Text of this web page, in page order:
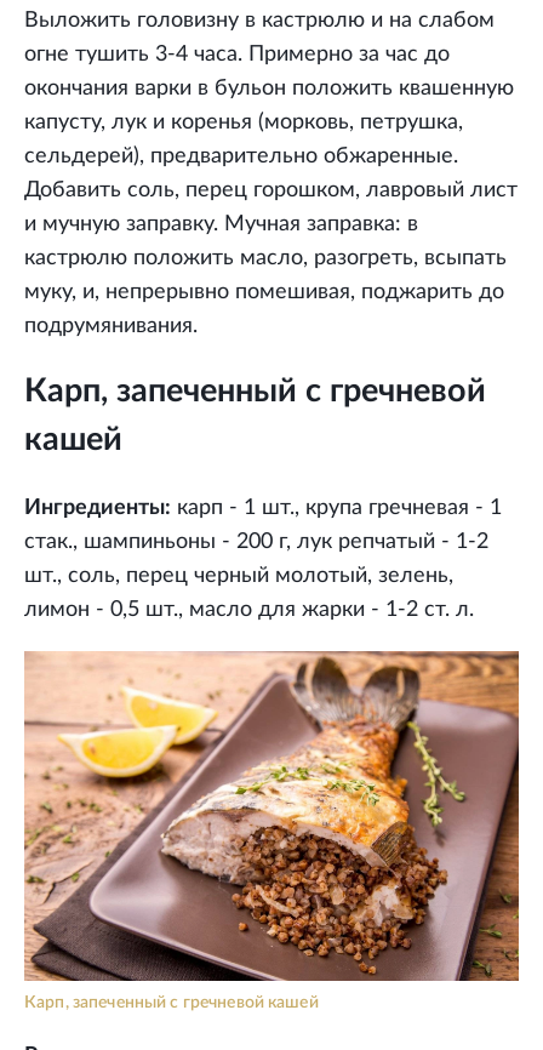
Выложить головизну в кастрюлю и на слабом
огне тушить 3-4 часа. Примерно за час до
окончания варки в бульон положить квашенную
капусту, лук и коренья (морковь, петрушка,
сельдерей), предварительно обжаренные.
Добавить соль, перец горошком, лавровый лист
и мучную заправку. Мучная заправка: в
кастрюлю положить масло, разогреть, всыпать
муку, и, непрерывно помешивая, поджарить до
подрумянивания.
Карп, запеченный с гречневой
кашей
Ингредиенты: карп - 1 шт., крупа гречневая - 1
стак., шампиньоны - 200 г, лук репчатый - 1-2
шт., соль, перец черный молотый, зелень,
лимон - 0,5 шт., масло для жарки - 1-2 ст. л.
Карп, запеченный с гречневой кашей